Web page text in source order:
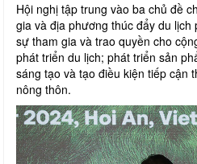
Hội nghị tập trung vào ba chủ đề
gia và địa phương thúc đẩy du
sự tham gia và trao quyền cho
phát triển du lịch; phát triển sản
sáng tạo và tạo điều kiện tiếp cận
nông thôn.